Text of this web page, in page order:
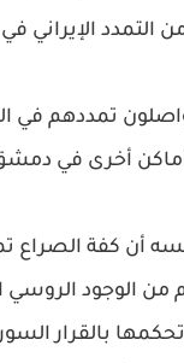
التمدد الإيراني
يواصلون تمددهم
أخرى في
أن كفة الصراع
من الوجود
بالقرار